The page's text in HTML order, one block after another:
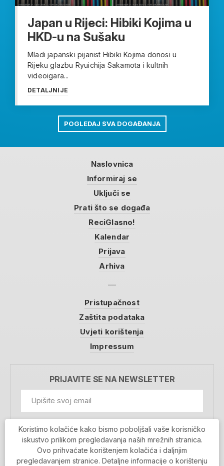
Japan u Rijeci: Hibiki Kojima u
HKD-u na Sušaku
Mladi japanski pijanist Hibiki Kojima donosi u
Rijeku glazbu Ryuichija Sakamota i kultnih
videoigara...
DETALJNIJE
POGLEDAJ SVA DOGAĐANJA
Naslovnica
Informiraj se
Uključi se
Prati što se događa
ReciGlasno!
Kalendar
Prijava
Arhiva
Pristupačnost
Zaštita podataka
Uvjeti korištenja
Impressum
PRIJAVITE SE NA NEWSLETTER
Prihvaćam da se moji podaci spremaju u bazu
podataka i koriste u svrhu slanja MojaRijeka
newslettera
Koristimo kolačiće kako bismo poboljšali vaše korisničko
iskustvo prilikom pregledavanja naših mrežnih stranica.
Ovo prihvaćate korištenjem kolačića i daljnjim
pregledavanjem stranice. Detaljne informacije o korištenju